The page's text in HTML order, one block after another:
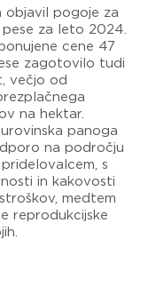
objavil pogoje za
za leto 2024.
cene 47
zagotovilo tudi
večjo od
na hektar.
panoga
na področju
s
in kakovosti
medtem
reprodukcijske